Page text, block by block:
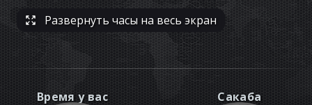
Развернуть часы на весь экран
Время у вас Сакаба